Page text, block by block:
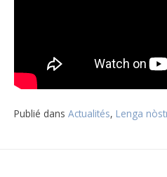
Publié dans Actualités, Lenga